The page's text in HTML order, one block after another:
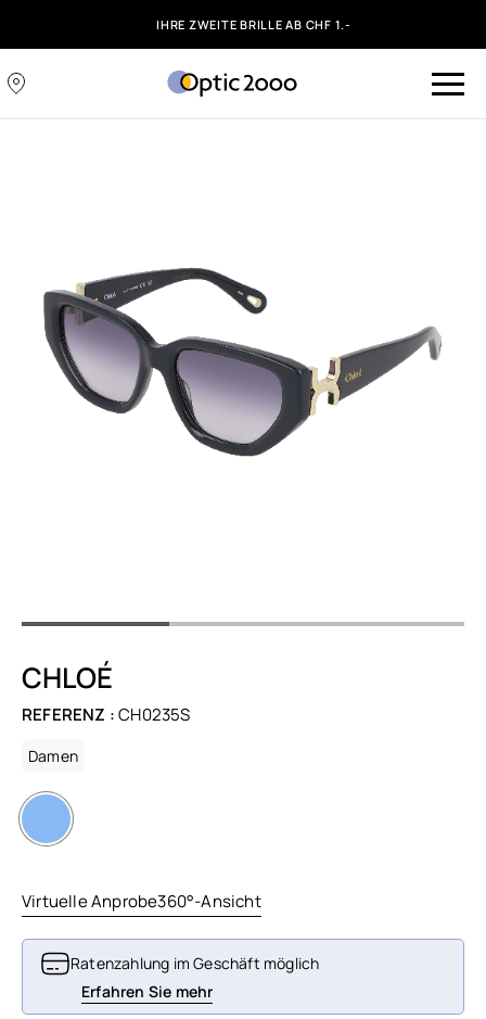
IHRE ZWEITE BRILLE AB CHF 1.-
CHLOÉ
REFERENZ :CH0235S
Damen
Virtuelle Anprobe360°-Ansicht
Ratenzahlung im Geschäft möglich
Erfahren Sie mehr